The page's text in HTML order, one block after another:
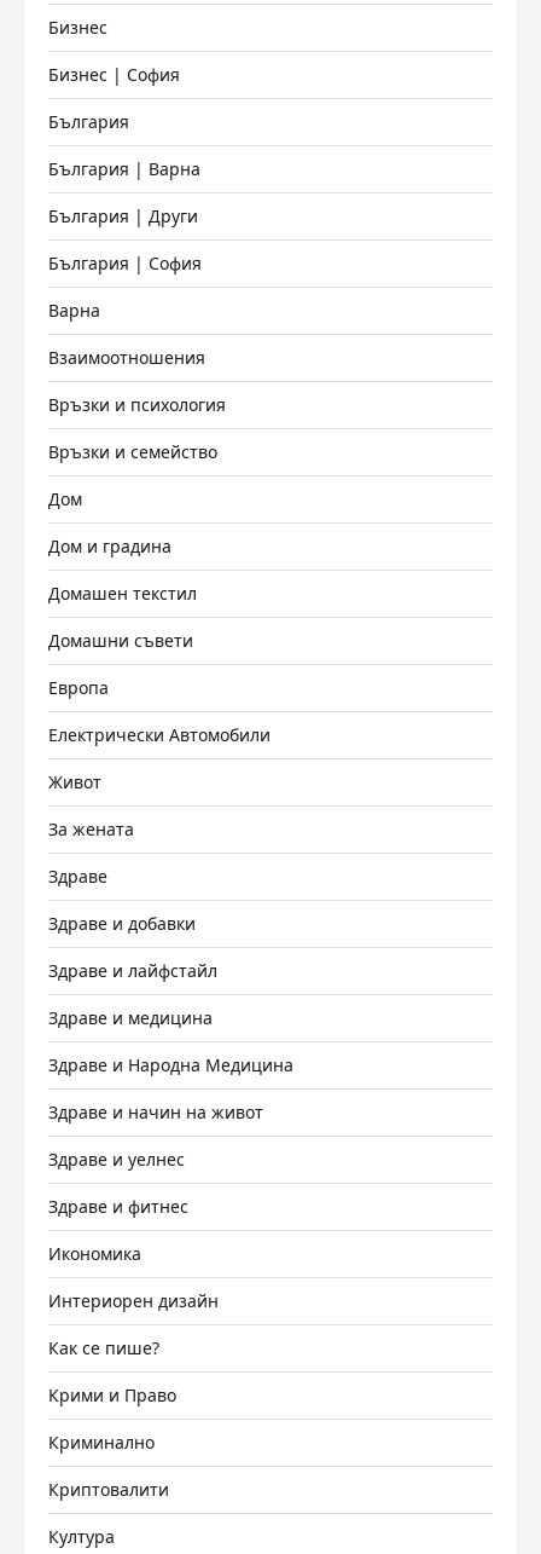
Бизнес
Бизнес | София
България
България | Варна
България | Други
България | София
Варна
Взаимоотношения
Връзки и психология
Връзки и семейство
Дом
Дом и градина
Домашен текстил
Домашни съвети
Европа
Електрически Автомобили
Живот
За жената
Здраве
Здраве и добавки
Здраве и лайфстайл
Здраве и медицина
Здраве и Народна Медицина
Здраве и начин на живот
Здраве и уелнес
Здраве и фитнес
Икономика
Интериорен дизайн
Как се пише?
Крими и Право
Криминално
Криптовалити
Култура